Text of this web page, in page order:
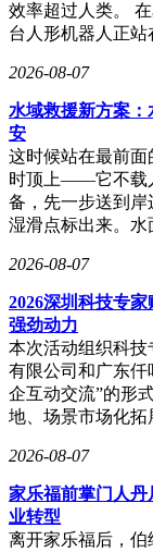
效率超过人类。
台人形机器人正
2026-08-07
水域救援新方案
安
这时候站在最前
时顶上——它不载
备，先一步送到岸
湿滑点标出来。
2026-08-07
2026深圳科技专
强劲动力
本次活动组织科技
有限公司和广东仟
企互动交流”的形
地、场景市场化
2026-08-07
家乐福前掌门人丹
业转型
离开家乐福后，伯